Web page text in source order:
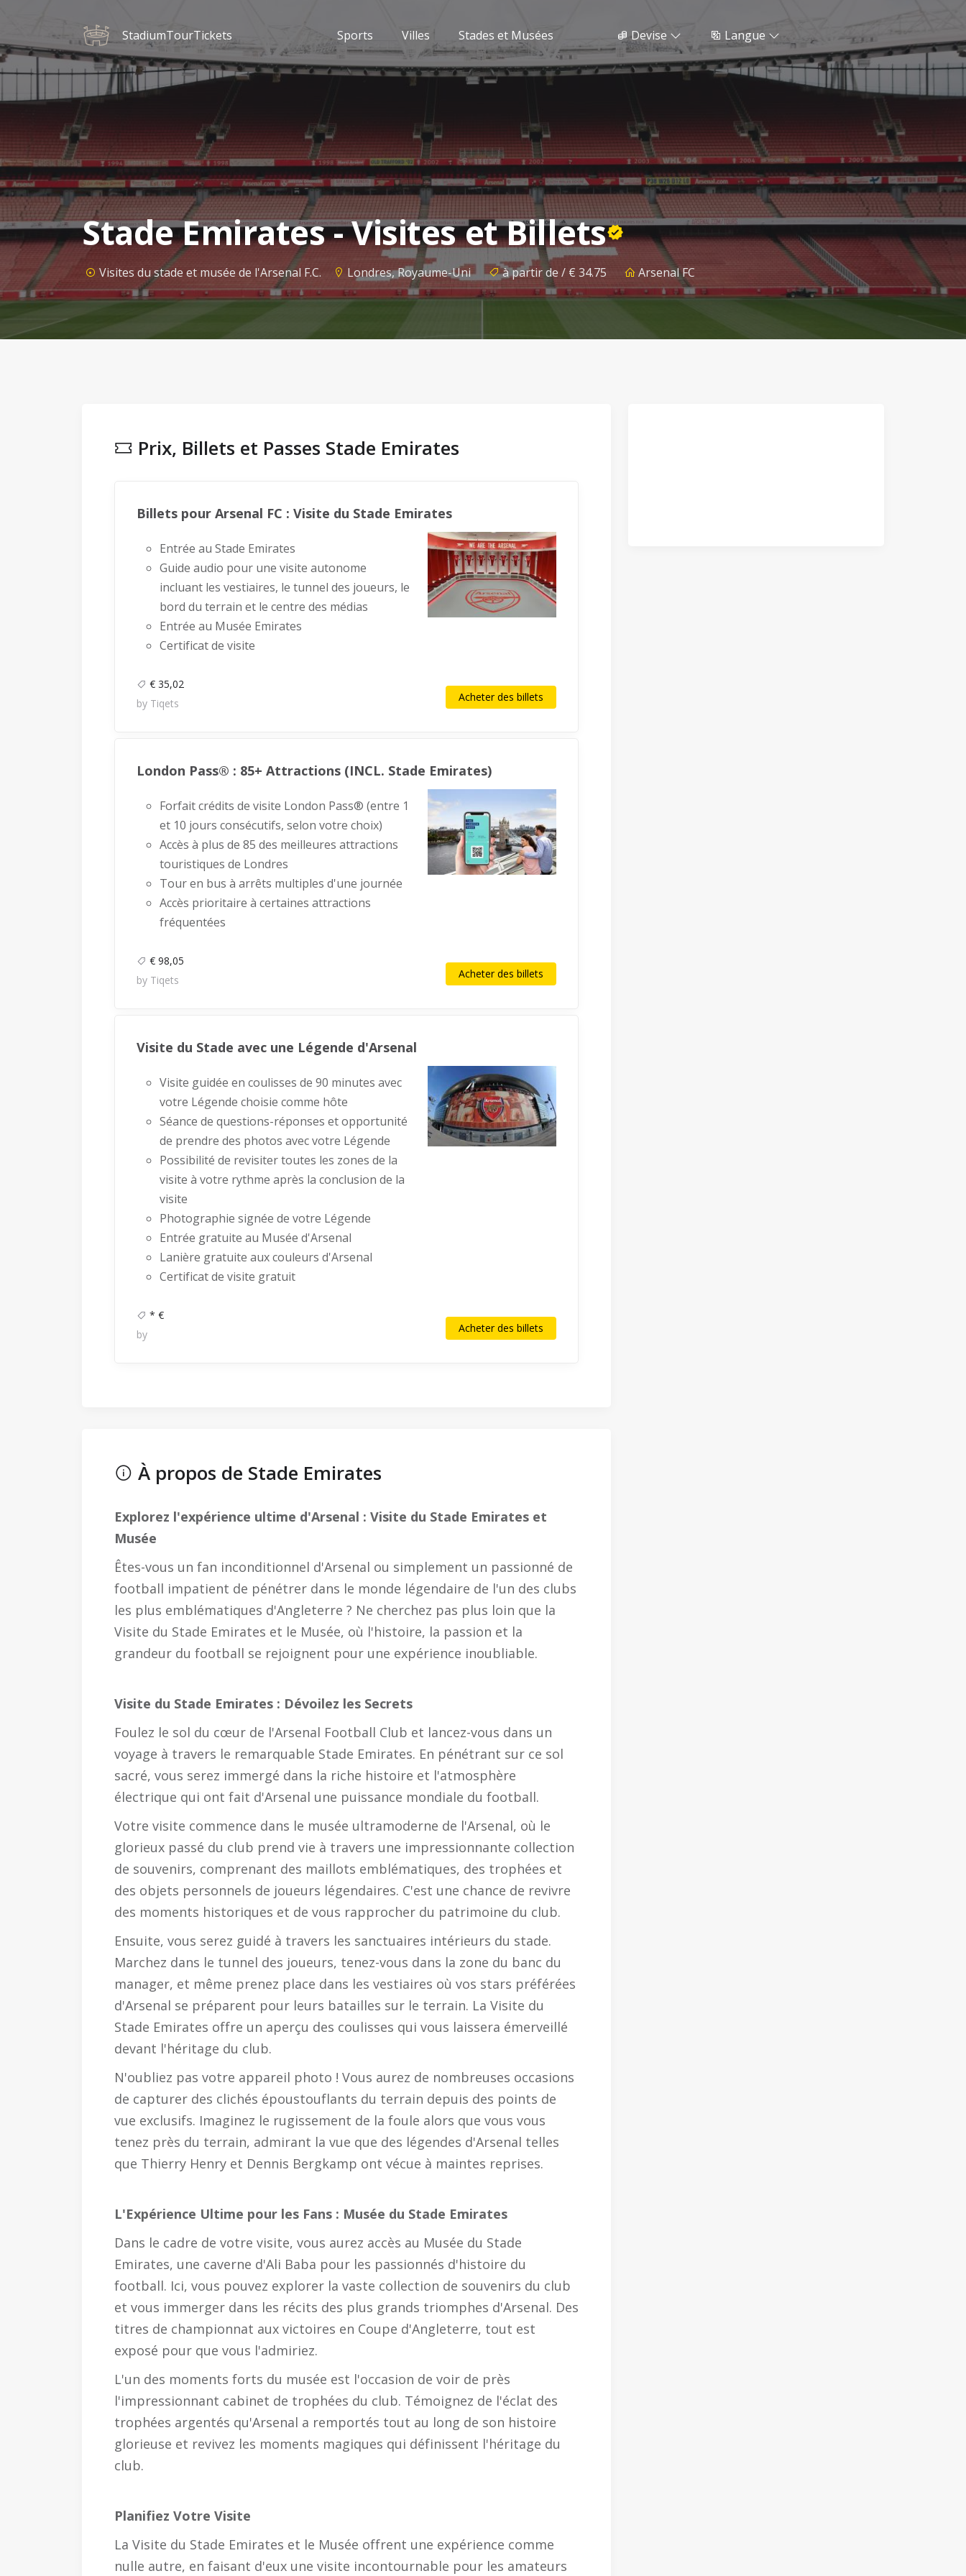
StadiumTourTickets Sports Villes Stades et Musées Devise Langue
Stade Emirates - Visites et Billets
Visites du stade et musée de l'Arsenal F.C. Londres, Royaume-Uni à partir de / € 34.75 Arsenal FC
Prix, Billets et Passes Stade Emirates
Billets pour Arsenal FC : Visite du Stade Emirates
Entrée au Stade Emirates
Guide audio pour une visite autonome
incluant les vestiaires, le tunnel des joueurs, le
bord du terrain et le centre des médias
Entrée au Musée Emirates
Certificat de visite
€ 35,02
by Tiqets
Acheter des billets
London Pass® : 85+ Attractions (INCL. Stade Emirates)
Forfait crédits de visite London Pass® (entre 1
et 10 jours consécutifs, selon votre choix)
Accès à plus de 85 des meilleures attractions
touristiques de Londres
Tour en bus à arrêts multiples d'une journée
Accès prioritaire à certaines attractions
fréquentées
€ 98,05
by Tiqets
Acheter des billets
Visite du Stade avec une Légende d'Arsenal
Visite guidée en coulisses de 90 minutes avec
votre Légende choisie comme hôte
Séance de questions-réponses et opportunité
de prendre des photos avec votre Légende
Possibilité de revisiter toutes les zones de la
visite à votre rythme après la conclusion de la
visite
Photographie signée de votre Légende
Entrée gratuite au Musée d'Arsenal
Lanière gratuite aux couleurs d'Arsenal
Certificat de visite gratuit
* €
by
Acheter des billets
À propos de Stade Emirates
Explorez l'expérience ultime d'Arsenal : Visite du Stade Emirates et
Musée
Êtes-vous un fan inconditionnel d'Arsenal ou simplement un passionné de
football impatient de pénétrer dans le monde légendaire de l'un des clubs
les plus emblématiques d'Angleterre ? Ne cherchez pas plus loin que la
Visite du Stade Emirates et le Musée, où l'histoire, la passion et la
grandeur du football se rejoignent pour une expérience inoubliable.
Visite du Stade Emirates : Dévoilez les Secrets
Foulez le sol du cœur de l'Arsenal Football Club et lancez-vous dans un
voyage à travers le remarquable Stade Emirates. En pénétrant sur ce sol
sacré, vous serez immergé dans la riche histoire et l'atmosphère
électrique qui ont fait d'Arsenal une puissance mondiale du football.
Votre visite commence dans le musée ultramoderne de l'Arsenal, où le
glorieux passé du club prend vie à travers une impressionnante collection
de souvenirs, comprenant des maillots emblématiques, des trophées et
des objets personnels de joueurs légendaires. C'est une chance de revivre
des moments historiques et de vous rapprocher du patrimoine du club.
Ensuite, vous serez guidé à travers les sanctuaires intérieurs du stade.
Marchez dans le tunnel des joueurs, tenez-vous dans la zone du banc du
manager, et même prenez place dans les vestiaires où vos stars préférées
d'Arsenal se préparent pour leurs batailles sur le terrain. La Visite du
Stade Emirates offre un aperçu des coulisses qui vous laissera émerveillé
devant l'héritage du club.
N'oubliez pas votre appareil photo ! Vous aurez de nombreuses occasions
de capturer des clichés époustouflants du terrain depuis des points de
vue exclusifs. Imaginez le rugissement de la foule alors que vous vous
tenez près du terrain, admirant la vue que des légendes d'Arsenal telles
que Thierry Henry et Dennis Bergkamp ont vécue à maintes reprises.
L'Expérience Ultime pour les Fans : Musée du Stade Emirates
Dans le cadre de votre visite, vous aurez accès au Musée du Stade
Emirates, une caverne d'Ali Baba pour les passionnés d'histoire du
football. Ici, vous pouvez explorer la vaste collection de souvenirs du club
et vous immerger dans les récits des plus grands triomphes d'Arsenal. Des
titres de championnat aux victoires en Coupe d'Angleterre, tout est
exposé pour que vous l'admiriez.
L'un des moments forts du musée est l'occasion de voir de près
l'impressionnant cabinet de trophées du club. Témoignez de l'éclat des
trophées argentés qu'Arsenal a remportés tout au long de son histoire
glorieuse et revivez les moments magiques qui définissent l'héritage du
club.
Planifiez Votre Visite
La Visite du Stade Emirates et le Musée offrent une expérience comme
nulle autre, en faisant d'eux une visite incontournable pour les amateurs